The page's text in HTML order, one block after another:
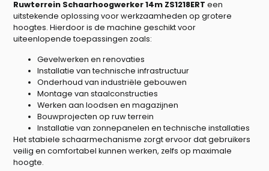
Ruwterrein Schaarhoogwerker 14m ZS1218ERT een
uitstekende oplossing voor werkzaamheden op grotere
hoogtes. Hierdoor is de machine geschikt voor
uiteenlopende toepassingen zoals:
Gevelwerken en renovaties
Installatie van technische infrastructuur
Onderhoud van industriële gebouwen
Montage van staalconstructies
Werken aan loodsen en magazijnen
Bouwprojecten op ruw terrein
Installatie van zonnepanelen en technische installaties
Het stabiele schaarmechanisme zorgt ervoor dat gebruikers
veilig en comfortabel kunnen werken, zelfs op maximale
hoogte.